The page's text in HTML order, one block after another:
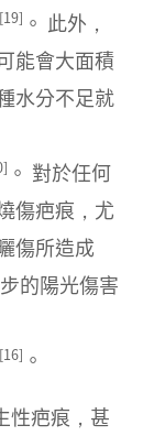
[19] 。 此外，
能會大面積
水分不足就
。 對於任何
傷疤痕，尤
傷所造成
的陽光傷害
[16] 。
性疤痕，甚